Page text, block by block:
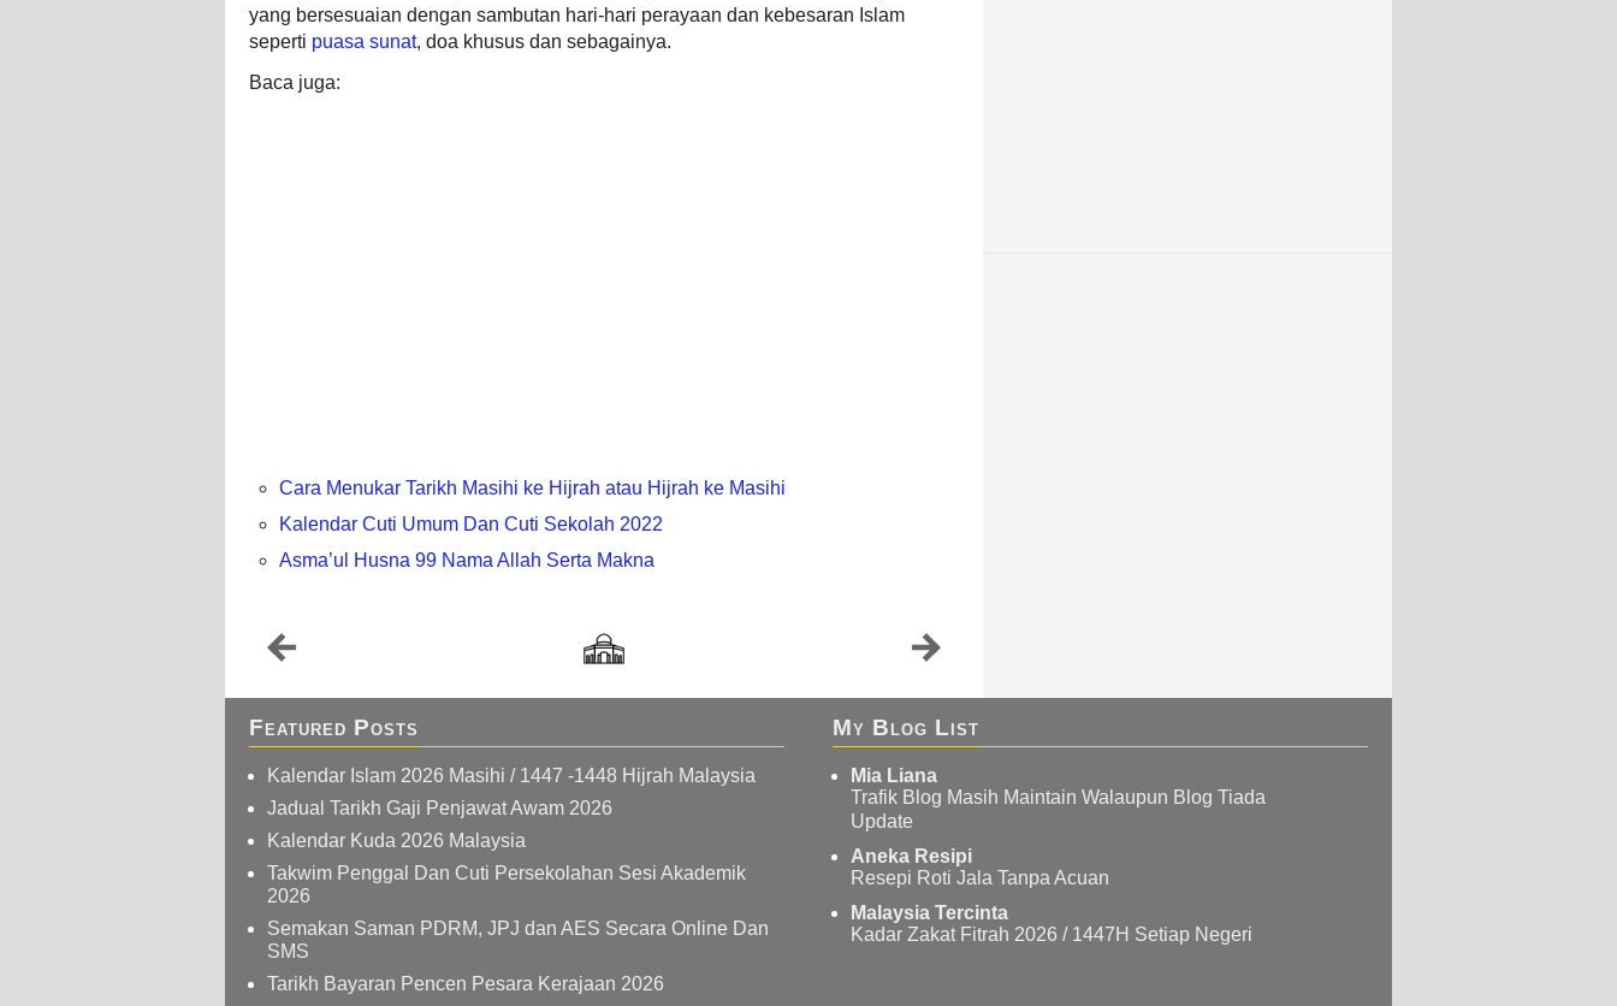
yang bersesuaian dengan sambutan hari-hari perayaan dan kebesaran Islam
seperti puasa sunat, doa khusus dan sebagainya.
Baca juga:
Cara Menukar Tarikh Masihi ke Hijrah atau Hijrah ke Masihi
Kalendar Cuti Umum Dan Cuti Sekolah 2022
Asma’ul Husna 99 Nama Allah Serta Makna
Featured Posts
Kalendar Islam 2026 Masihi / 1447 -1448 Hijrah Malaysia
Jadual Tarikh Gaji Penjawat Awam 2026
Kalendar Kuda 2026 Malaysia
Takwim Penggal Dan Cuti Persekolahan Sesi Akademik
2026
Semakan Saman PDRM, JPJ dan AES Secara Online Dan
SMS
Tarikh Bayaran Pencen Pesara Kerajaan 2026
My Blog List
Mia Liana
Trafik Blog Masih Maintain Walaupun Blog Tiada
Update
Aneka Resipi
Resepi Roti Jala Tanpa Acuan
Malaysia Tercinta
Kadar Zakat Fitrah 2026 / 1447H Setiap Negeri